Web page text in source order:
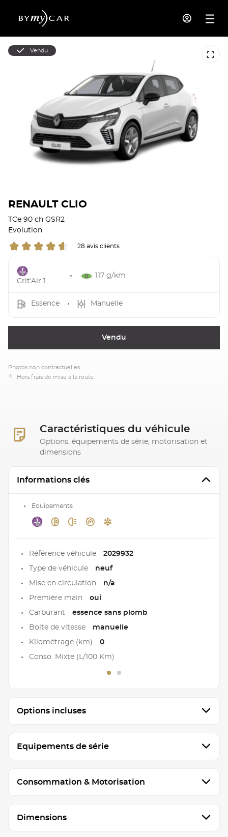
Vendu
RENAULT CLIO
TCe 90 ch GSR2
Evolution
28 avis clients
Crit'Air 1
117 g/km
Essence Manuelle
Vendu
Photos non contractuelles
(1) Hors frais de mise à la route.
Caractéristiques du véhicule
Options, équipements de série, motorisation et
dimensions
Informations clés
Equipements
Référence véhicule 2029932
Type de véhicule neuf
Mise en circulation n/a
Première main oui
Carburant essence sans plomb
Boite de vitesse manuelle
Kilométrage (km) 0
Conso. Mixte (L/100 Km)
Options incluses
Equipements de série
Consommation & Motorisation
Dimensions